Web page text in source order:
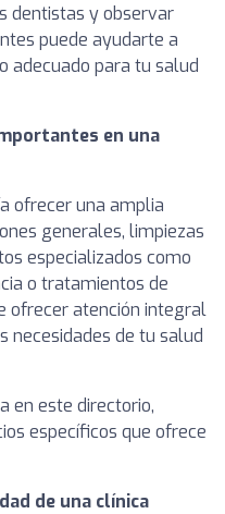
dentistas y observar
puede ayudarte a
adecuado para tu salud
en una
ofrecer una amplia
generales, limpiezas
especializados como
o tratamientos de
ofrecer atención integral
necesidades de tu salud
en este directorio,
específicos que ofrece
de una clínica